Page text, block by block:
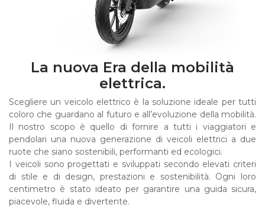
La nuova Era della mobilità
elettrica.
Scegliere un veicolo elettrico è la soluzione ideale per tutti
coloro che guardano al futuro e all’evoluzione della mobilità.
Il nostro scopo è quello di fornire a tutti i viaggiatori e
pendolari una nuova generazione di veicoli elettrici a due
ruote che siano sostenibili, performanti ed ecologici.
I veicoli sono progettati e sviluppati secondo elevati criteri
di stile e di design, prestazioni e sostenibilità. Ogni loro
centimetro è stato ideato per garantire una guida sicura,
piacevole, fluida e divertente.